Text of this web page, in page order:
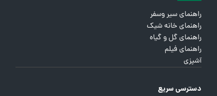
راهنمای سیر وسفر
راهنمای خانه شیک
راهنمای گل و گیاه
راهنمای فیلم
آشپزی
دسترسی سریع